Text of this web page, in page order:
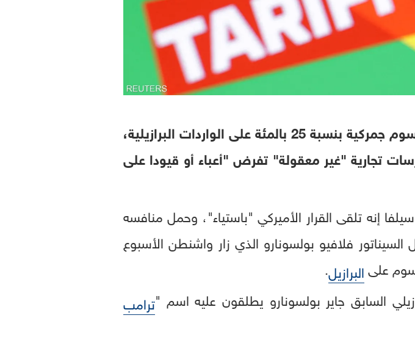
اقترحت إدارة الرئيس الأميركي دونالد ترامب فرض رسوم جمركية بنسبة 25 بالمئة على الواردات البرازيلية،
تجارية "غير معقولة" تفرض "أعباء أو قيودا على
إنه تلقى القرار الأميركي "باستياء"، وحمل منافسه
السيناتور فلافيو بولسونارو الذي زار واشنطن الأسبوع
علىالبرازيل.
السابق جاير بولسونارو يطلقون عليه اسم "ترامب